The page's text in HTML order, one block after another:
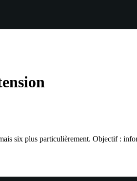
six plus particulièrement. Objectif :